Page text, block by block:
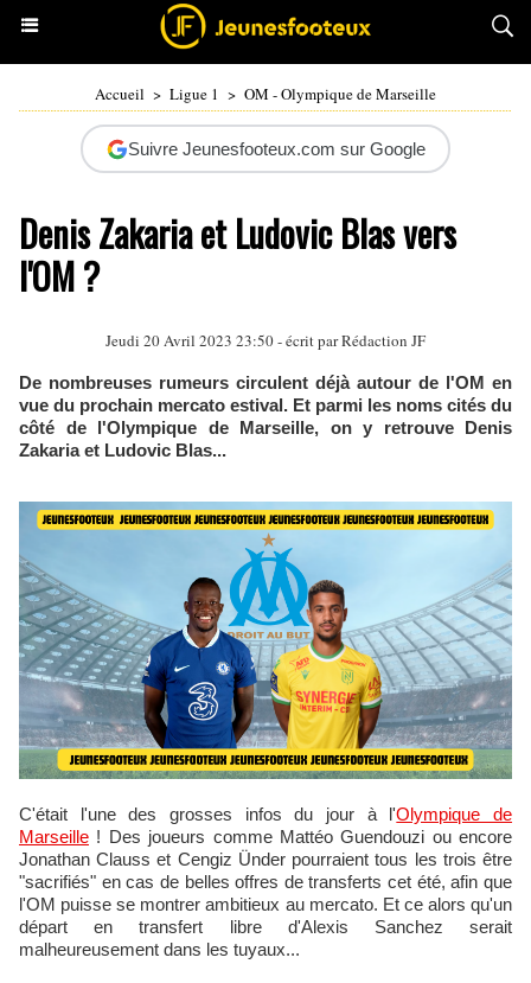
Accueil > Ligue 1 > OM - Olympique de Marseille
Suivre Jeunesfooteux.com sur Google
Denis Zakaria et Ludovic Blas vers
l'OM ?
Jeudi 20 Avril 2023 23:50 - écrit par Rédaction JF
De nombreuses rumeurs circulent déjà autour de l'OM en
vue du prochain mercato estival. Et parmi les noms cités du
côté de l'Olympique de Marseille, on y retrouve Denis
Zakaria et Ludovic Blas...
C'était l'une des grosses infos du jour à l'Olympique de
Marseille ! Des joueurs comme Mattéo Guendouzi ou encore
Jonathan Clauss et Cengiz Ünder pourraient tous les trois être
"sacrifiés" en cas de belles offres de transferts cet été, afin que
l'OM puisse se montrer ambitieux au mercato. Et ce alors qu'un
départ en transfert libre d'Alexis Sanchez serait
malheureusement dans les tuyaux...